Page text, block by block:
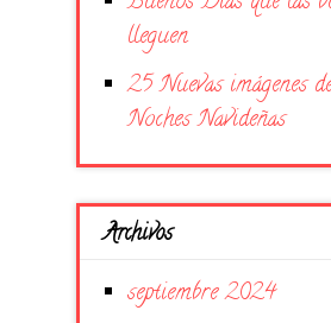
lleguen
25 Nuevas imágenes
Noches Navideñas
Archivos
septiembre 2024